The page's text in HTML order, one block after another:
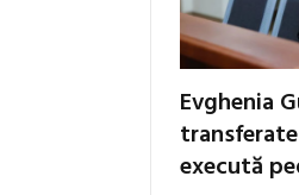
Evghenia
execută